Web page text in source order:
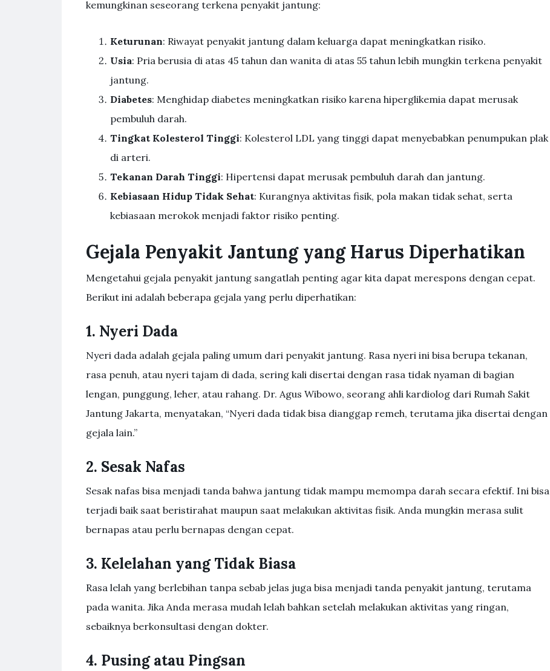
kemungkinan seseorang terkena penyakit jantung:
Keturunan: Riwayat penyakit jantung dalam keluarga dapat meningkatkan risiko.
Usia: Pria berusia di atas 45 tahun dan wanita di atas 55 tahun lebih mungkin terkena penyakit
jantung.
Diabetes: Menghidap diabetes meningkatkan risiko karena hiperglikemia dapat merusak
pembuluh darah.
Tingkat Kolesterol Tinggi: Kolesterol LDL yang tinggi dapat menyebabkan penumpukan plak
di arteri.
Tekanan Darah Tinggi: Hipertensi dapat merusak pembuluh darah dan jantung.
Kebiasaan Hidup Tidak Sehat: Kurangnya aktivitas fisik, pola makan tidak sehat, serta
kebiasaan merokok menjadi faktor risiko penting.
Gejala Penyakit Jantung yang Harus Diperhatikan
Mengetahui gejala penyakit jantung sangatlah penting agar kita dapat merespons dengan cepat.
Berikut ini adalah beberapa gejala yang perlu diperhatikan:
1. Nyeri Dada
Nyeri dada adalah gejala paling umum dari penyakit jantung. Rasa nyeri ini bisa berupa tekanan,
rasa penuh, atau nyeri tajam di dada, sering kali disertai dengan rasa tidak nyaman di bagian
lengan, punggung, leher, atau rahang. Dr. Agus Wibowo, seorang ahli kardiolog dari Rumah Sakit
Jantung Jakarta, menyatakan, “Nyeri dada tidak bisa dianggap remeh, terutama jika disertai dengan
gejala lain.”
2. Sesak Nafas
Sesak nafas bisa menjadi tanda bahwa jantung tidak mampu memompa darah secara efektif. Ini bisa
terjadi baik saat beristirahat maupun saat melakukan aktivitas fisik. Anda mungkin merasa sulit
bernapas atau perlu bernapas dengan cepat.
3. Kelelahan yang Tidak Biasa
Rasa lelah yang berlebihan tanpa sebab jelas juga bisa menjadi tanda penyakit jantung, terutama
pada wanita. Jika Anda merasa mudah lelah bahkan setelah melakukan aktivitas yang ringan,
sebaiknya berkonsultasi dengan dokter.
4. Pusing atau Pingsan